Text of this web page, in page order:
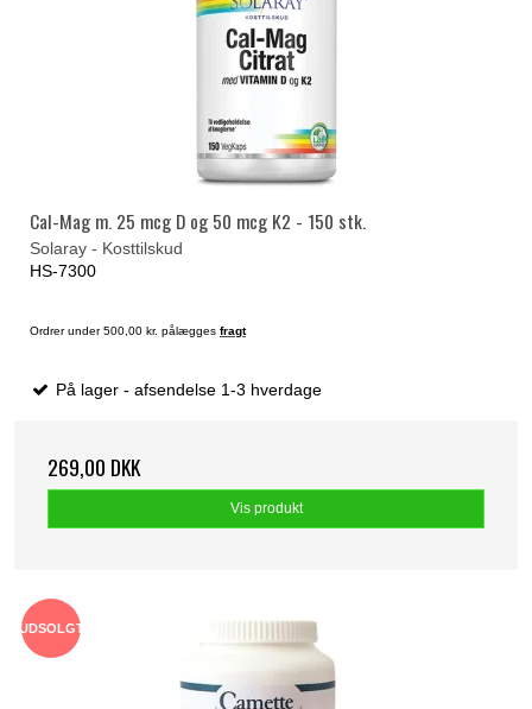
Cal-Mag m. 25 mcg D og 50 mcg K2 - 150 stk.
Solaray - Kosttilskud
HS-7300
Ordrer under 500,00 kr. pålægges fragt
På lager - afsendelse 1-3 hverdage
269,00 DKK
Vis produkt
UDSOLGT